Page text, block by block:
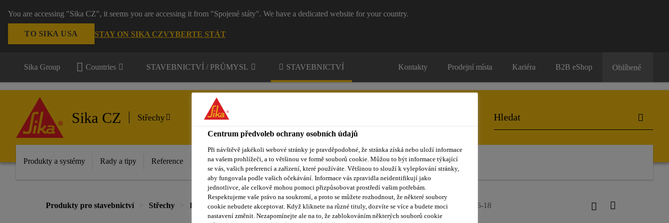
You are accessing "Sika CZ", it seems you are accessing it from "Spojené státy". We have a dedicated website for your country.
TO SIKA USA STAY ON SIKA CZVYBERTE STÁT
Sika Group Countries STAVEBNICTVÍ / PRŮMYSL STAVEBNICTVÍ Kontakty Prodejní místa Kariéra B2B eShop Oblíbené
Sika CZ Střechy
Produkty a systémy Rady a tipy Reference Dokumenty Kontakty
Produkty pro stavebnictví Střechy Fólie Střešní hydroizolační fólie na bázi flexibilních polyolefinů Sarnafil® TG 66-18
Centrum předvoleb ochrany osobních údajů
Při návštěvě jakékoli webové stránky je pravděpodobné, že stránka získá nebo uloží informace
na vašem prohlížeči, a to většinou ve formě souborů cookie. Můžou to být informace týkající
se vás, vašich preferencí a zařízení, které používáte. Většinou to slouží k vylepšování stránky,
aby fungovala podle vašich očekávání. Informace vás zpravidla neidentifikují jako
jednotlivce, ale celkově mohou pomoci přizpůsobovat prostředí vašim potřebám.
Respektujeme vaše právo na soukromí, a proto se můžete rozhodnout, že některé soubory
cookie nebudete akceptovat. Když kliknete na různé tituly, dozvíte se více a budete moci
nastavení změnit. Nezapomínejte ale na to, že zablokováním některých souborů cookie